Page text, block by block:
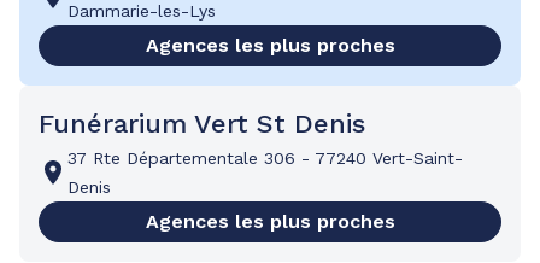
Dammarie-les-Lys
Agences les plus proches
Funérarium Vert St Denis
37 Rte Départementale 306 - 77240 Vert-Saint-
Denis
Agences les plus proches